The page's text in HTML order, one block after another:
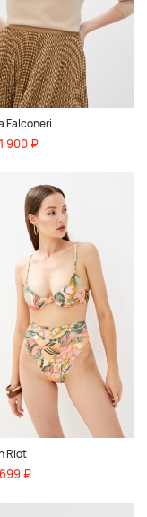
Falconeri
900 ₽
Riot
₽